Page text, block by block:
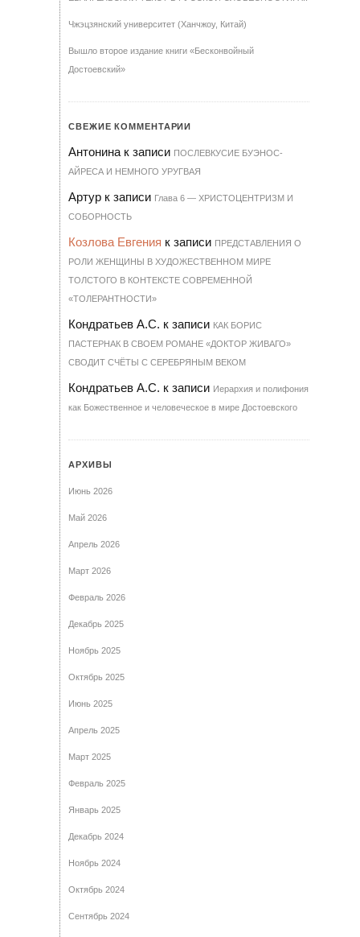
Чжэцзянский университет (Ханчжоу, Китай)
Вышло второе издание книги «Бесконвойный
Достоевский»
СВЕЖИЕ КОММЕНТАРИИ
Антонина к записи ПОСЛЕВКУСИЕ БУЭНОС-
АЙРЕСА И НЕМНОГО УРУГВАЯ
Артур к записи Гла­ва 6 — ХРИ­С­ТО­ЦЕН­Т­РИЗМ И
СО­БОР­НОСТЬ
Козлова Евгения к записи ПРЕДСТАВЛЕНИЯ О
РОЛИ ЖЕНЩИНЫ В ХУДОЖЕСТВЕННОМ МИРЕ
ТОЛСТОГО В КОНТЕКСТЕ СОВРЕМЕННОЙ
«ТОЛЕРАНТНОСТИ»
Кондратьев А.С. к записи КАК БОРИС
ПАСТЕРНАК В СВОЕМ РОМАНЕ «ДОКТОР ЖИВАГО»
СВОДИТ СЧЁТЫ С СЕРЕБРЯНЫМ ВЕКОМ
Кондратьев А.С. к записи Иерархия и полифония
как Божественное и человеческое в мире Достоевского
АРХИВЫ
Июнь 2026
Май 2026
Апрель 2026
Март 2026
Февраль 2026
Декабрь 2025
Ноябрь 2025
Октябрь 2025
Июнь 2025
Апрель 2025
Март 2025
Февраль 2025
Январь 2025
Декабрь 2024
Ноябрь 2024
Октябрь 2024
Сентябрь 2024